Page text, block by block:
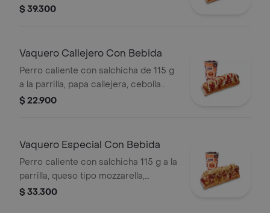
tocineta picada, papa callejera,
papas medianas (Corral o en cascos)
+ bebida PET
$ 39.300
Vaquero Callejero Con Bebida
Perro caliente con salchicha de 115 g
a la parrilla, papa callejera, cebolla
picada, salsa blanca, salsa de tomate
$ 22.900
Vaquero Especial Con Bebida
Perro caliente con salchicha 115 g a la
parrilla, queso tipo mozzarella,
tocineta picada, papa callejera,
$ 33.300